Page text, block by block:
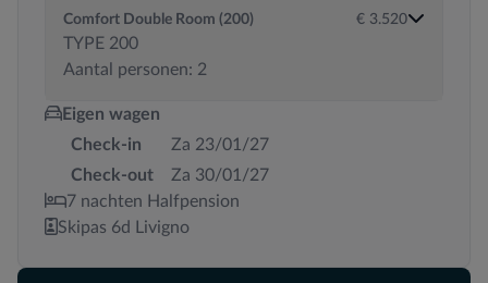
Comfort Double Room (200)
TYPE 200
Aantal personen: 2
€ 3.520
Eigen wagen
Check-in
Za 23/01/27
Check-out
Za 30/01/27
7 nachten Halfpension
Skipas 6d Livigno